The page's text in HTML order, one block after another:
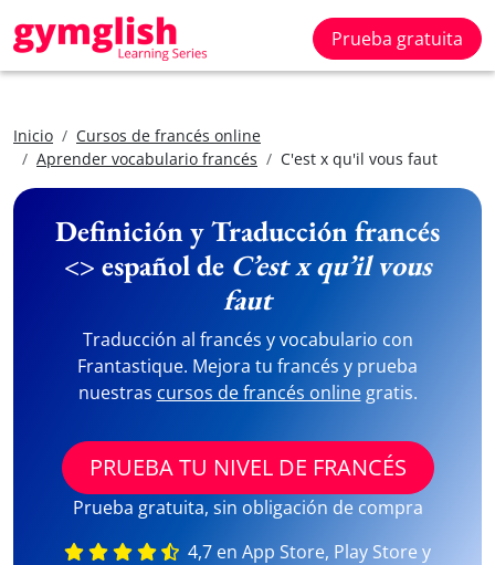
Prueba gratuita
Inicio
Cursos de francés online
Aprender vocabulario francés
C'est x qu'il vous faut
Definición y Traducción francés
<> español de C’est x qu’il vous
faut
Traducción al francés y vocabulario con
Frantastique. Mejora tu francés y prueba
nuestras cursos de francés onlinegratis.
PRUEBA TU NIVEL DE FRANCÉS
Prueba gratuita, sin obligación de compra
4,7 en App Store, Play Store y